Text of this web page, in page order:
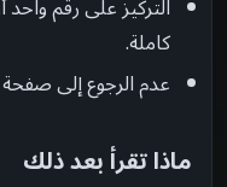
التركيز على رقم
كاملة.
عدم الرجوع إلى صفحة
ماذا تقرأ بعد ذلك